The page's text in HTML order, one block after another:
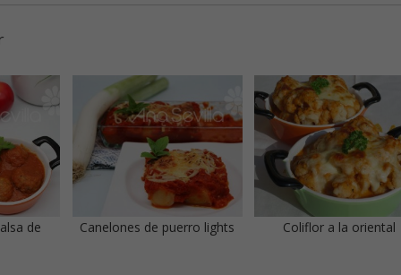
de
Canelones de puerro lights Coliflor a la oriental